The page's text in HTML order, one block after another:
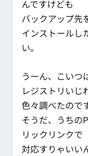
んですけども
バックアップ先
インストールし
い。
うーん、こいつ
レジストリいじ
色々調べたので
そうだ、うちの
リックリンクで
対応すりゃいい